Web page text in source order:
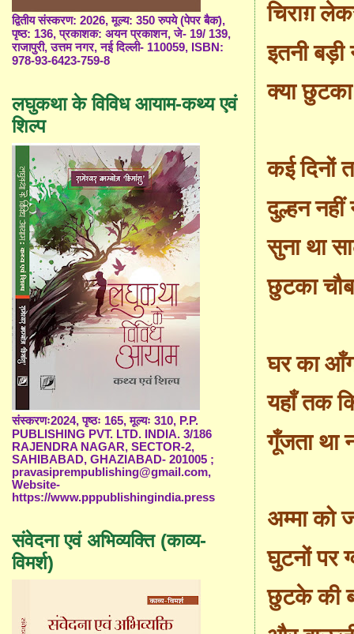
चिराग़
इतनी बड़ी
क्या
कई दिनों
दुल्हन
सुना था
छुटका
घर का
यहाँ तक
गूँजता था
अम्मा को
घुटनों पर
छुटके की
द्वितीय संस्करण: 2026, मूल्य: 350 रुपये (पेपर बैक),
पृष्ठ: 136, प्रकाशक: अयन प्रकाशन, जे- 19/ 139,
राजापुरी, उत्तम नगर, नई दिल्ली- 110059, ISBN:
978-93-6423-759-8
लघुकथा के विविध आयाम-कथ्य एवं
शिल्प
संस्करणः2024, पृष्ठः 165, मूल्यः 310, P.P.
PUBLISHING PVT. LTD. INDIA. 3/186
RAJENDRA NAGAR, SECTOR-2,
SAHIBABAD, GHAZIABAD- 201005 ;
pravasiprempublishing@gmail.com,
Website-
https://www.pppublishingindia.press
संवेदना एवं अभिव्यक्ति (काव्य-
विमर्श)